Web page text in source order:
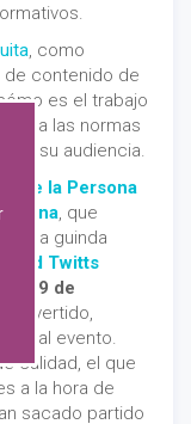
, como
de contenido de
es el trabajo
a las normas
su audiencia.
Día de la Persona
, que
una guinda
and Twitts
19 de
divertido,
al evento.
calidad, el que
a la hora de
sacado partido